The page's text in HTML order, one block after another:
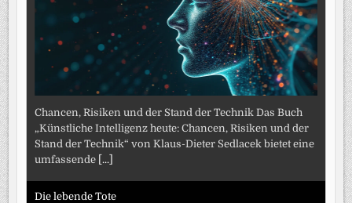
Chancen, Risiken und der Stand der Technik Das Buch
„Künstliche Intelligenz heute: Chancen, Risiken und der
Stand der Technik“ von Klaus-Dieter Sedlacek bietet eine
umfassende [...]
Die lebende Tote